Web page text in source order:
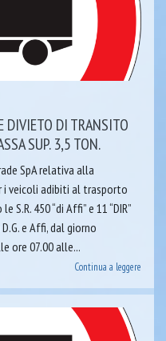
DIVIETO DI TRANSITO
SUP. 3,5 TON.
SpA relativa alla
veicoli adibiti al trasporto
S.R. 450 “di Affi” e 11 “DIR”
e Affi, dal giorno
ore 07.00 alle...
Continua a leggere